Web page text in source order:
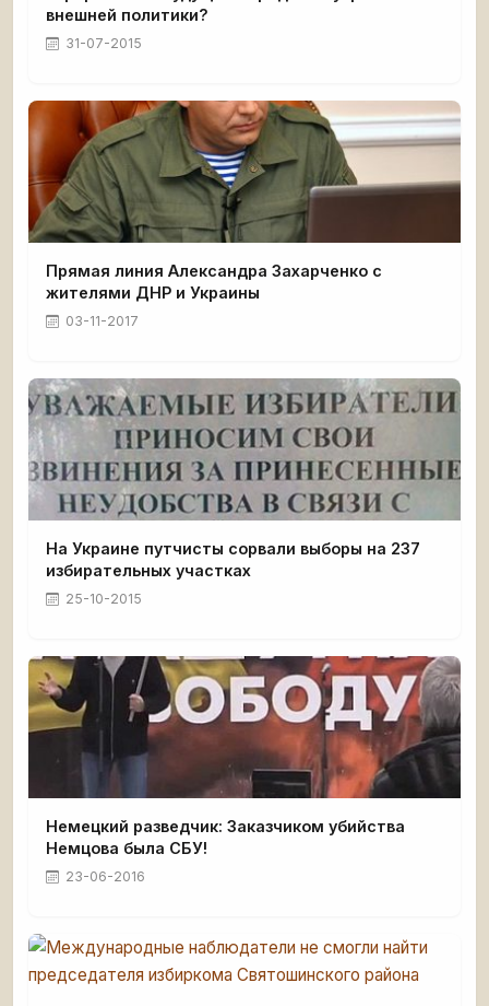
внешней политики?
31-07-2015
Прямая линия Александра Захарченко с
жителями ДНР и Украины
03-11-2017
На Украине путчисты сорвали выборы на 237
избирательных участках
25-10-2015
Немецкий разведчик: Заказчиком убийства
Немцова была СБУ!
23-06-2016